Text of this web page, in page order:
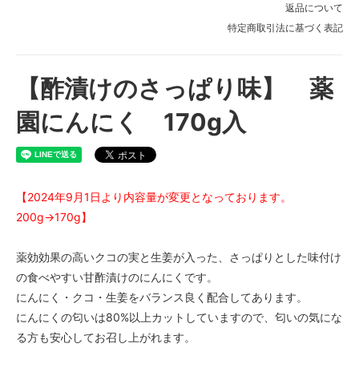
返品について
特定商取引法に基づく表記
【酢漬けのさっぱり味】 薬
園にんにく 170g入
【2024年9月1日より内容量が変更となっております。
200g→170g】
薬効効果の高いクコの実と生姜が入った、さっぱりとした味付け
の食べやすい甘酢漬けのにんにくです。
にんにく・クコ・生姜をバランス良く配合してあります。
にんにくの匂いは80%以上カットしていますので、匂いの気にな
る方も安心してお召し上がれます。